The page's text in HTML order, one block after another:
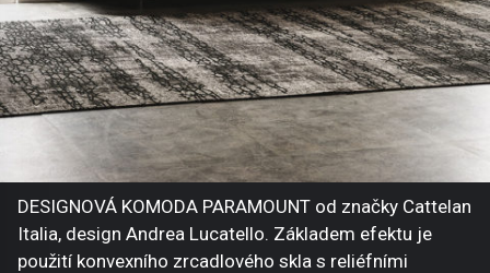
DESIGNOVÁ KOMODA PARAMOUNT od značky Cattelan
Italia, design Andrea Lucatello. Základem efektu je
použití konvexního zrcadlového skla s reliéfními